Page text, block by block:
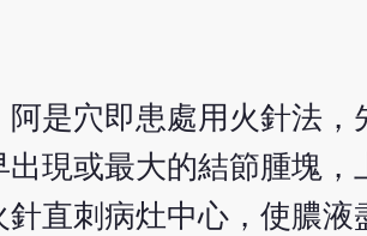
是穴即患處用火針法
現或最大的結節腫塊
直刺病灶中心，使膿